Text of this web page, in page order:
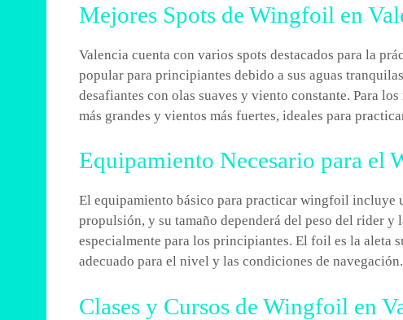
Mejores Spots de Wingfoil en
Valencia cuenta con varios spots destacados para la
popular para principiantes debido a sus aguas
desafiantes con olas suaves y viento constante. Para
más grandes y vientos más fuertes, ideales para
Equipamiento Necesario para el
El equipamiento básico para practicar wingfoil incluye
propulsión, y su tamaño dependerá del peso del rider
especialmente para los principiantes. El foil es la aleta
adecuado para el nivel y las condiciones de navegación.
Clases y Cursos de Wingfoil en